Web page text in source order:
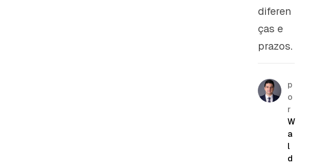
diferen
ças e
prazos.
p
o
r
W
a
l
d